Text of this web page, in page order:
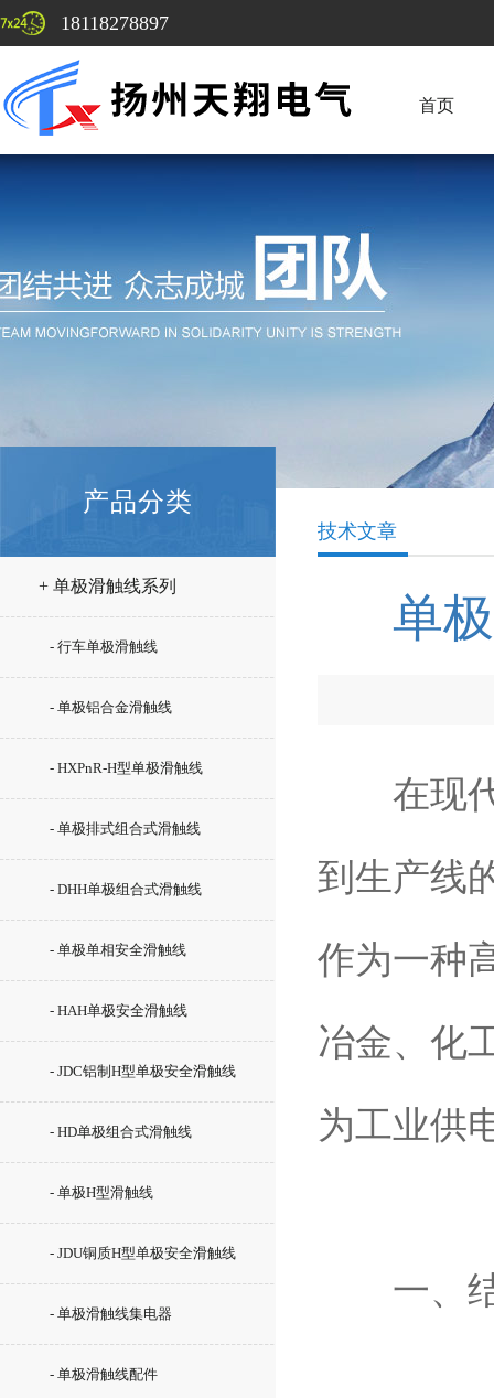
18118278897
首页
产品分类
+ 单极滑触线系列
- 行车单极滑触线
- 单极铝合金滑触线
- HXPnR-H型单极滑触线
- 单极排式组合式滑触线
- DHH单极组合式滑触线
- 单极单相安全滑触线
- HAH单极安全滑触线
- JDC铝制H型单极安全滑触线
- HD单极组合式滑触线
- 单极H型滑触线
- JDU铜质H型单极安全滑触线
- 单极滑触线集电器
- 单极滑触线配件
技术文章
单
在现代
到生产线
作为一种
冶金、化
为工业供
一、结